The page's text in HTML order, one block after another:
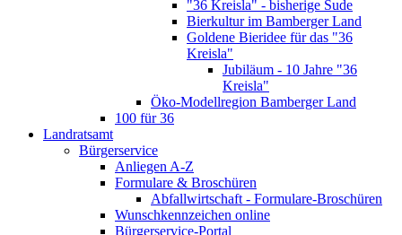
"36 Kreisla" - bisherige Sude
Bierkultur im Bamberger Land
Goldene Bieridee für das "36
Kreisla"
Jubiläum - 10 Jahre "36
Kreisla"
Öko-Modellregion Bamberger Land
100 für 36
Landratsamt
Bürgerservice
Anliegen A-Z
Formulare & Broschüren
Abfallwirtschaft - Formulare-Broschüren
Wunschkennzeichen online
Bürgerservice-Portal